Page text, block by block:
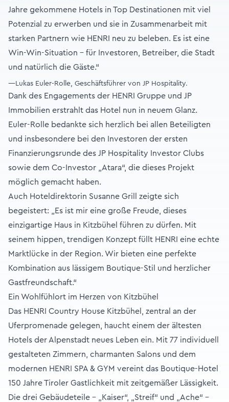
Jahre gekommene Hotels in Top Destinationen mit viel
Potenzial zu erwerben und sie in Zusammenarbeit mit
starken Partnern wie HENRI neu zu beleben. Es ist eine
Win-Win-Situation – für Investoren, Betreiber, die Stadt
und natürlich die Gäste.“
—Lukas Euler-Rolle, Geschäftsführer von JP Hospitality.
Dank des Engagements der HENRI Gruppe und JP
Immobilien erstrahlt das Hotel nun in neuem Glanz.
Euler-Rolle bedankte sich herzlich bei allen Beteiligten
und insbesondere bei den Investoren der ersten
Finanzierungsrunde des JP Hospitality Investor Clubs
sowie dem Co-Investor „Atara“, die dieses Projekt
möglich gemacht haben.
Auch Hoteldirektorin Susanne Grill zeigte sich
begeistert: „Es ist mir eine große Freude, dieses
einzigartige Haus in Kitzbühel führen zu dürfen. Mit
seinem hippen, trendigen Konzept füllt HENRI eine echte
Marktlücke in der Region. Wir bieten eine perfekte
Kombination aus lässigem Boutique-Stil und herzlicher
Gastfreundschaft.“
Ein Wohlfühlort im Herzen von Kitzbühel
Das HENRI Country House Kitzbühel, zentral an der
Uferpromenade gelegen, haucht einem der ältesten
Hotels der Alpenstadt neues Leben ein. Mit 77 individuell
gestalteten Zimmern, charmanten Salons und dem
modernen HENRI SPA & GYM vereint das Boutique-Hotel
150 Jahre Tiroler Gastlichkeit mit zeitgemäßer Lässigkeit.
Die drei Gebäudeteile – „Kaiser“, „Streif“ und „Ache“ –